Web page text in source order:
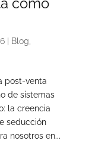
| Blog
post-venta
de sistemas
la creencia
seducción
nosotros en...